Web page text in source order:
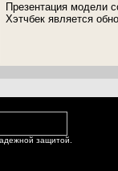
Презентация модели
Хэтчбек является
защитой.